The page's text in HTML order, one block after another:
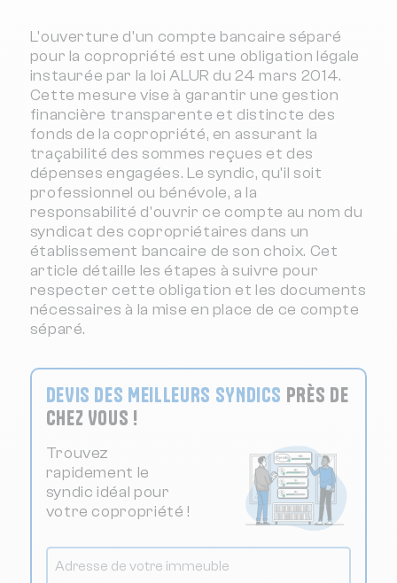
L'ouverture d'un compte bancaire séparé
pour la copropriété est une obligation légale
instaurée par la loi ALUR du 24 mars 2014.
Cette mesure vise à garantir une gestion
financière transparente et distincte des
fonds de la copropriété, en assurant la
traçabilité des sommes reçues et des
dépenses engagées. Le syndic, qu'il soit
professionnel ou bénévole, a la
responsabilité d'ouvrir ce compte au nom du
syndicat des copropriétaires dans un
établissement bancaire de son choix. Cet
article détaille les étapes à suivre pour
respecter cette obligation et les documents
nécessaires à la mise en place de ce compte
séparé.
DEVIS DES MEILLEURS SYNDICS PRÈS DE
CHEZ VOUS !
Trouvez
rapidement le
syndic idéal pour
votre copropriété !